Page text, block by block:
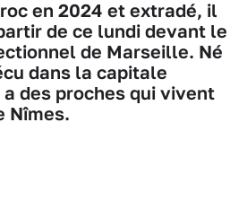
en 2024 et extradé, il
de ce lundi devant le
de Marseille. Né
dans la capitale
des proches qui vivent
Nîmes.